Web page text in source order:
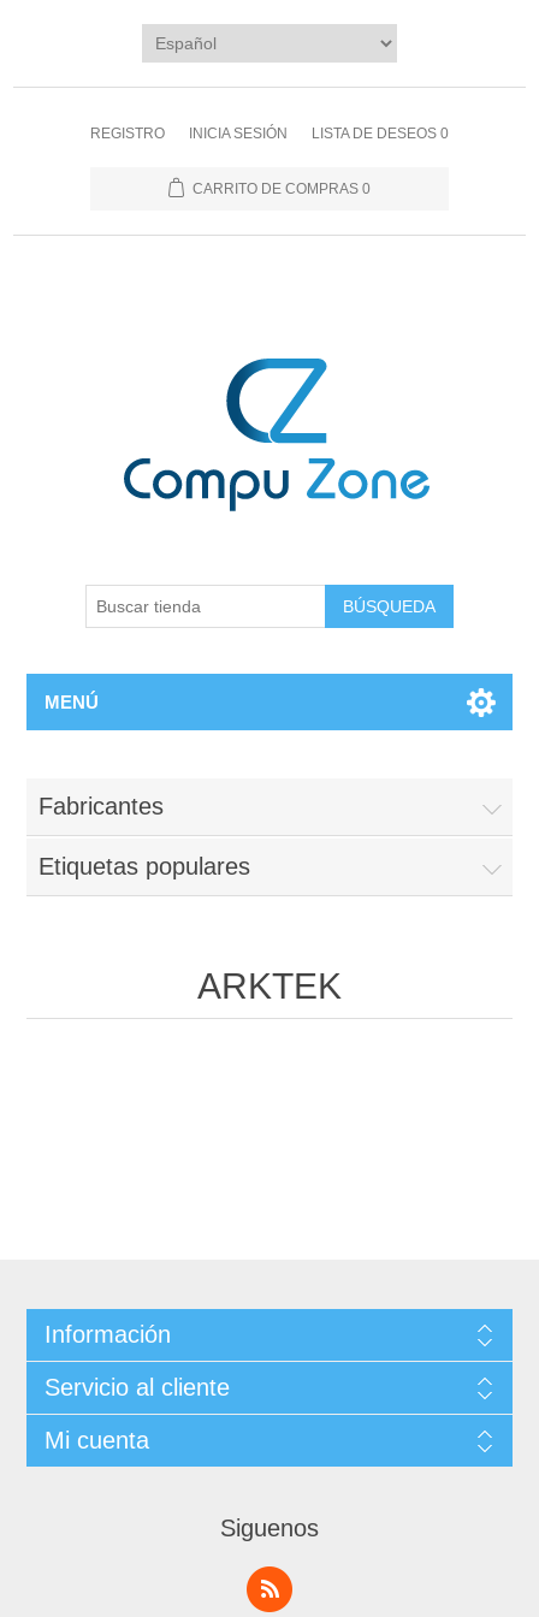
REGISTRO INICIA SESIÓN LISTA DE DESEOS 0
CARRITO DE COMPRAS 0
BÚSQUEDA
MENÚ
Fabricantes
Etiquetas populares
ARKTEK
Información
Servicio al cliente
Mi cuenta
Siguenos